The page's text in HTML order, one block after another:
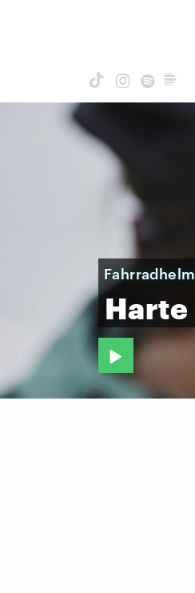
Fahrradhelm
Harte